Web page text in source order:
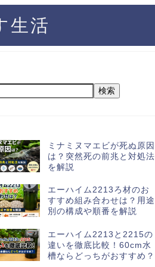
生活
検索
ミナミヌマエビが死ぬ原因
は？突然死の前兆と対処法
を解説
エーハイム2213ろ材のお
すすめ組み合わせは？用途
別の構成や順番を解説
エーハイム2213と2215の
違いを徹底比較！60cm水
槽ならどっちがおすすめ？